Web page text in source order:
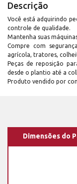
Descrição
Você está adquirindo
controle de qualidade.
Mantenha suas
Compre com
agrícola, tratores,
Peças de reposição
desde o plantio até a
Produto vendido por
Dimensões do